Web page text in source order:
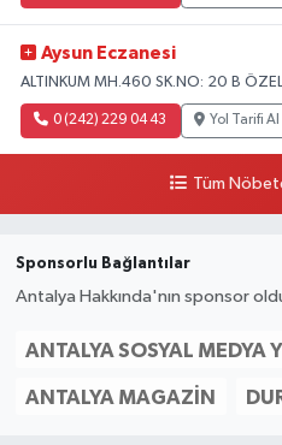
Aysun Eczanesi
ALTINKUM MH.460 SK.NO: 20 B ÖZEL
0 (242) 229 04 43 Yol Tarifi Al
Tüm
Sponsorlu Bağlantılar
Antalya Hakkında'nın sponsor
ANTALYA SOSYAL MEDYA
ANTALYA MAGAZIN